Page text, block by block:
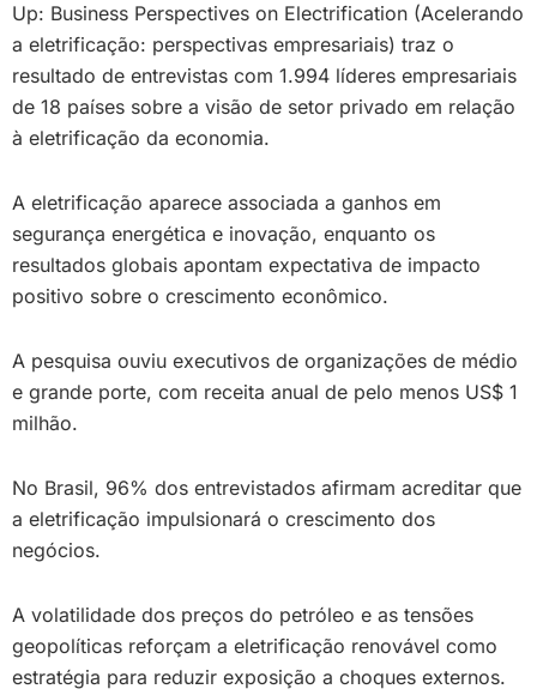
Up: Business Perspectives on Electrification (Acelerando
a eletrificação: perspectivas empresariais) traz o
resultado de entrevistas com 1.994 líderes empresariais
de 18 países sobre a visão de setor privado em relação
à eletrificação da economia.
A eletrificação aparece associada a ganhos em
segurança energética e inovação, enquanto os
resultados globais apontam expectativa de impacto
positivo sobre o crescimento econômico.
A pesquisa ouviu executivos de organizações de médio
e grande porte, com receita anual de pelo menos US$ 1
milhão.
No Brasil, 96% dos entrevistados afirmam acreditar que
a eletrificação impulsionará o crescimento dos
negócios.
A volatilidade dos preços do petróleo e as tensões
geopolíticas reforçam a eletrificação renovável como
estratégia para reduzir exposição a choques externos.